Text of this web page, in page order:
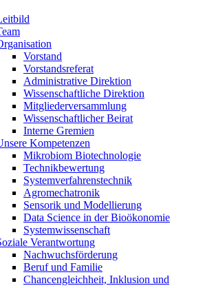
Vorstand
Vorstandsreferat
Administrative Direktion
Wissenschaftliche Direktion
Mitgliederversammlung
Wissenschaftlicher Beirat
Interne Gremien
Kompetenzen
Mikrobiom Biotechnologie
Technikbewertung
Systemverfahrenstechnik
Agromechatronik
Sensorik und Modellierung
Data Science in der Bioökonomie
Systemwissenschaft
Verantwortung
Nachwuchsförderung
Beruf und Familie
Chancengleichheit, Inklusion und